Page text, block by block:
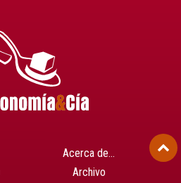
Acerca de…
Archivo